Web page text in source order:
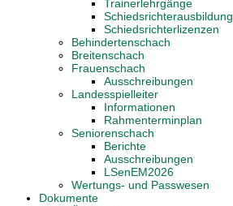
Trainerlehrgänge
Schiedsrichterausbildung
Schiedsrichterlizenzen
Behindertenschach
Breitenschach
Frauenschach
Ausschreibungen
Landesspielleiter
Informationen
Rahmenterminplan
Seniorenschach
Berichte
Ausschreibungen
LSenEM2026
Wertungs- und Passwesen
Dokumente